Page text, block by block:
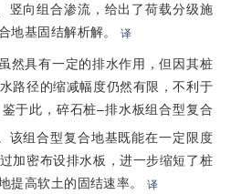
竖向组合渗流，给出了荷载分级施
地基固结解析解。
译
然具有一定的排水作用，但因其桩
路径的缩减幅度仍然有限，不利于
于此， 碎石桩–排水板组合型复合
该组合型复合地基既能在一定限度
加密布设排水板，进一步缩短了桩
提高软土的固结速率。
译